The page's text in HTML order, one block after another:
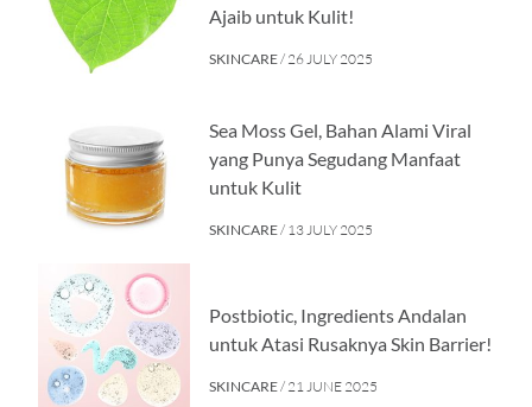
Ajaib untuk Kulit!
SKINCARE/ 26 JULY 2025
Sea Moss Gel, Bahan Alami Viral
yang Punya Segudang Manfaat
untuk Kulit
SKINCARE/ 13 JULY 2025
Postbiotic, Ingredients Andalan
untuk Atasi Rusaknya Skin Barrier!
SKINCARE/ 21 JUNE 2025